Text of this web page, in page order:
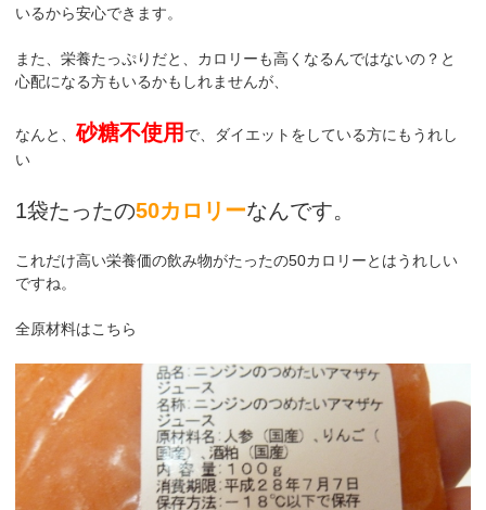
いるから安心できます。
また、栄養たっぷりだと、カロリーも高くなるんではないの？と
心配になる方もいるかもしれませんが、
なんと、砂糖不使用 で、ダイエットをしている方にもうれし
い
1袋たったの50カロリーなんです。
これだけ高い栄養価の飲み物がたったの50カロリーとはうれしい
ですね。
全原材料はこちら